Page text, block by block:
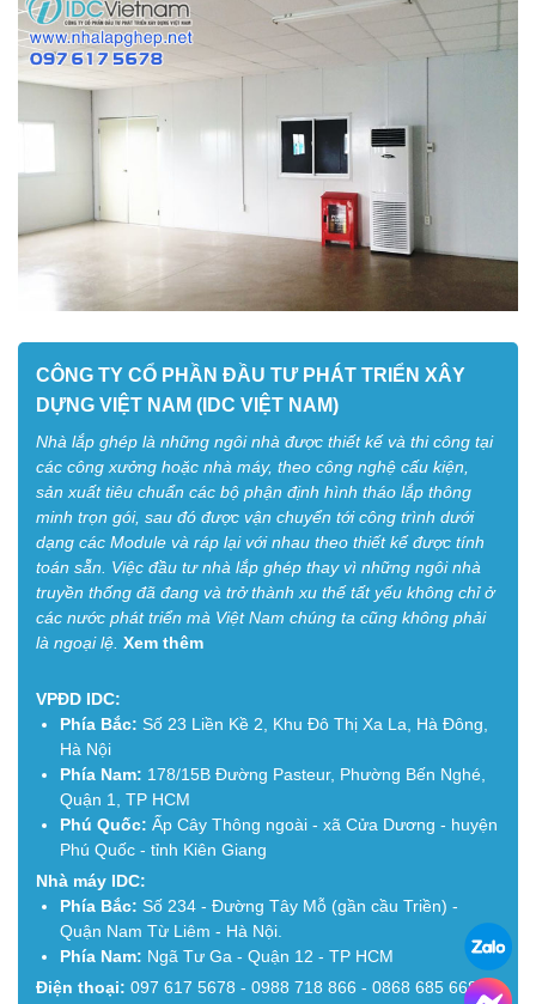
CÔNG TY CỔ PHẦN ĐẦU TƯ PHÁT TRIỂN XÂY
DỰNG VIỆT NAM (IDC VIỆT NAM)
Nhà lắp ghép là những ngôi nhà được thiết kế và thi công tại
các công xưởng hoặc nhà máy, theo công nghệ cấu kiện,
sản xuất tiêu chuẩn các bộ phận định hình tháo lắp thông
minh trọn gói, sau đó được vận chuyển tới công trình dưới
dạng các Module và ráp lại với nhau theo thiết kế được tính
toán sẵn. Việc đầu tư nhà lắp ghép thay vì những ngôi nhà
truyền thống đã đang và trở thành xu thế tất yếu không chỉ ở
các nước phát triển mà Việt Nam chúng ta cũng không phải
là ngoại lệ. Xem thêm
VPĐD IDC:
Phía Bắc: Số 23 Liền Kề 2, Khu Đô Thị Xa La, Hà Đông,
Hà Nội
Phía Nam: 178/15B Đường Pasteur, Phường Bến Nghé,
Quận 1, TP HCM
Phú Quốc: Ấp Cây Thông ngoài - xã Cửa Dương - huyện
Phú Quốc - tỉnh Kiên Giang
Nhà máy IDC:
Phía Bắc: Số 234 - Đường Tây Mỗ (gần cầu Triền) -
Quận Nam Từ Liêm - Hà Nội.
Phía Nam: Ngã Tư Ga - Quận 12 - TP HCM
Điện thoại: 097 617 5678 - 0988 718 866 - 0868 685 668